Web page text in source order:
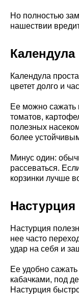
Но полностью
нашествии
Календула
Календула
цветет долго и
Ее можно сажать
томатов,
полезных
более
Минус один:
рассеваться.
корзинки лучше
Настурция
Настурция
нее часто
удар на себя и
Ее удобно
кабачками, под
Настурция